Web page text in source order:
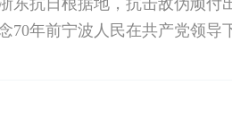
东抗日根据地，抗击敌伪顽付
70年前宁波人民在共产党领导
历史时，不仅要铭记先辈们的